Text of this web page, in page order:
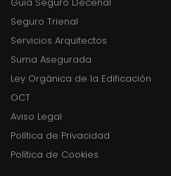
Seguro Trienal
Servicios Arquitectos
Suma Asegurada
Ley Orgánica de la Edificación
OCT
Aviso Legal
Política de Privacidad
Política de Cookies